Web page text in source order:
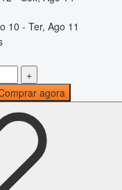
10 - Ter, Ago 11
+
agora